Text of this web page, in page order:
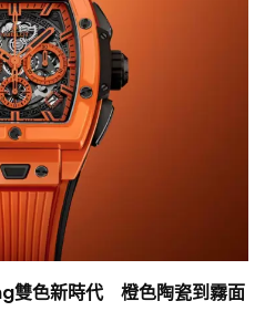
雙色新時代 橙色陶瓷到霧面